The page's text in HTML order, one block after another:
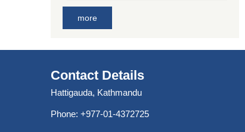
more
Contact Details
Hattigauda, Kathmandu
Phone: +977-01-4372725